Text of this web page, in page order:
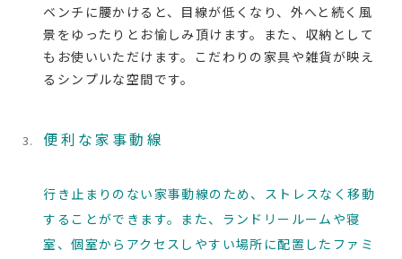
ベンチに腰かけると、目線が低くなり、外へと続く風
景をゆったりとお愉しみ頂けます。また、収納として
もお使いいただけます。こだわりの家具や雑貨が映え
るシンプルな空間です。
便利な家事動線
行き止まりのない家事動線のため、ストレスなく移動
することができます。また、ランドリールームや寝
室、個室からアクセスしやすい場所に配置したファミ